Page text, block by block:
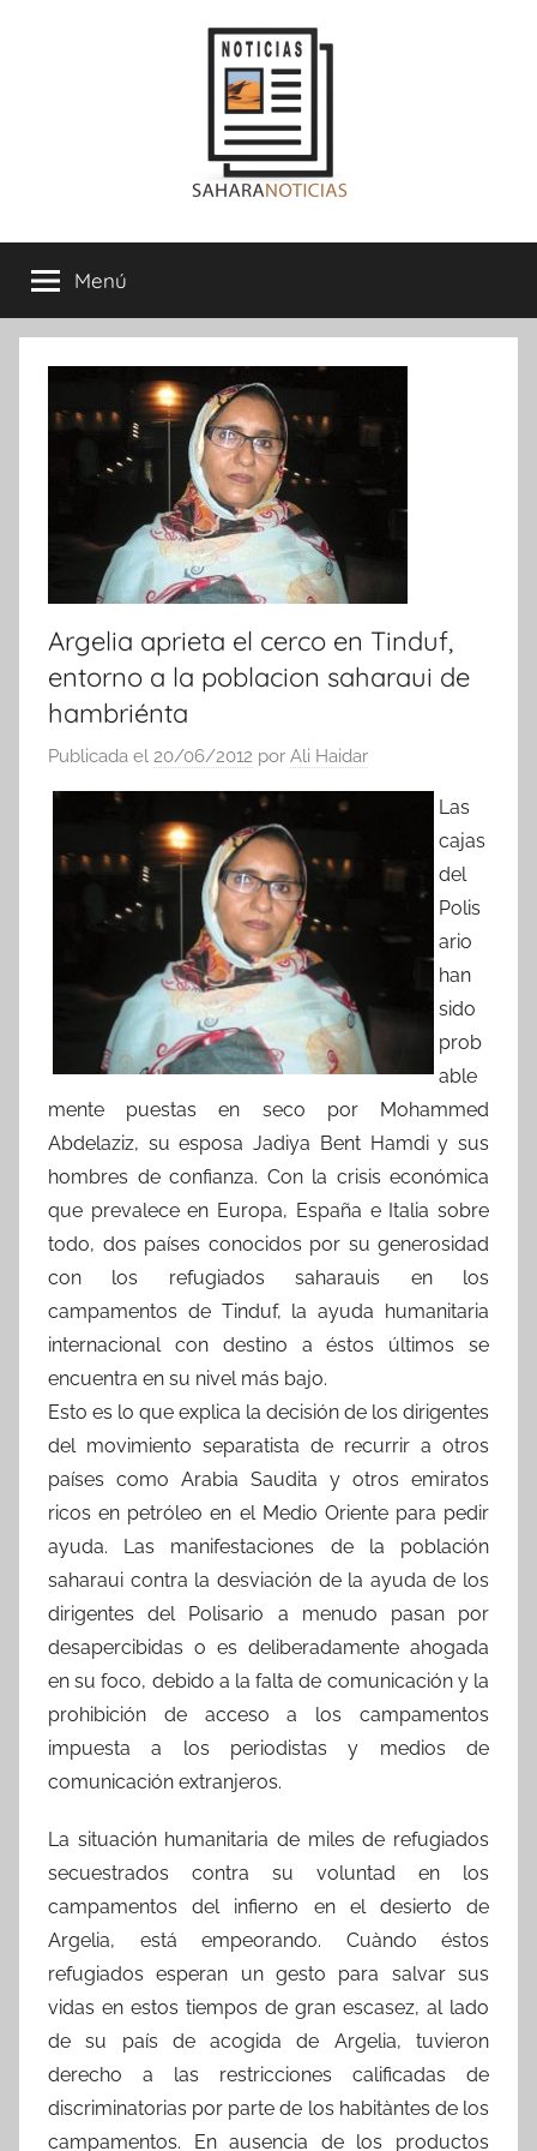
Sahara
Noticias
Menú
Argelia aprieta el cerco en Tinduf,
entorno a la poblacion saharaui de
hambriénta
Publicada el 20/06/2012 por Ali Haidar
Las
cajas
del
Polis
ario
han
sido
prob
able
mente puestas en seco por Mohammed
Abdelaziz, su esposa Jadiya Bent Hamdi y sus
hombres de confianza. Con la crisis económica
que prevalece en Europa, España e Italia sobre
todo, dos países conocidos por su generosidad
con los refugiados saharauis en los
campamentos de Tinduf, la ayuda humanitaria
internacional con destino a éstos últimos se
encuentra en su nivel más bajo.
Esto es lo que explica la decisión de los dirigentes
del movimiento separatista de recurrir a otros
países como Arabia Saudita y otros emiratos
ricos en petróleo en el Medio Oriente para pedir
ayuda. Las manifestaciones de la población
saharaui contra la desviación de la ayuda de los
dirigentes del Polisario a menudo pasan por
desapercibidas o es deliberadamente ahogada
en su foco, debido a la falta de comunicación y la
prohibición de acceso a los campamentos
impuesta a los periodistas y medios de
comunicación extranjeros.
La situación humanitaria de miles de refugiados
secuestrados contra su voluntad en los
campamentos del infierno en el desierto de
Argelia, está empeorando. Cuàndo éstos
refugiados esperan un gesto para salvar sus
vidas en estos tiempos de gran escasez, al lado
de su país de acogida de Argelia, tuvieron
derecho a las restricciones calificadas de
discriminatorias por parte de los habitàntes de los
campamentos. En ausencia de los productos